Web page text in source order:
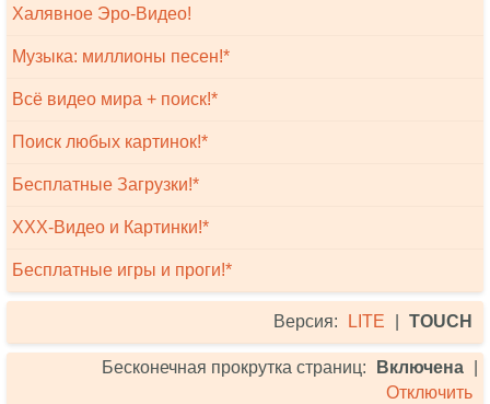
Халявное Эро-Видео!
Музыка: миллионы песен!*
Всё видео мира + поиск!*
Поиск любых картинок!*
Бесплатные Загрузки!*
XXX-Видео и Картинки!*
Бесплатные игры и проги!*
Версия: LITE TOUCH
Бесконечная прокрутка страниц: Включена
Отключить